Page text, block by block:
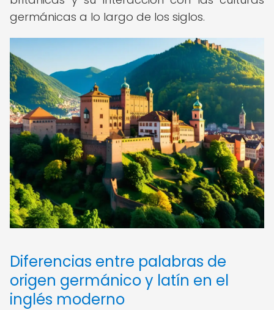
germánicas a lo largo de los siglos.
Diferencias entre palabras de
origen germánico y latín en el
inglés moderno